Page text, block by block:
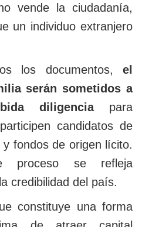
vende la ciudadanía,
un individuo extranjero
los documentos, el
serán sometidos a
diligenciapara
candidatos de
fondos de origen lícito.
se refleja
credibilidad del país.
constituye una forma